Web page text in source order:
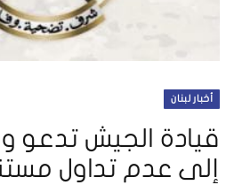
أخبار لبنان
قيادة الجيش تدعو
إلى عدم تداول